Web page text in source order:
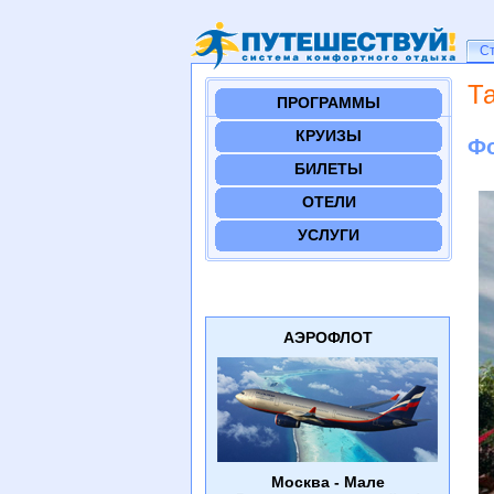
ПРОГРАММЫ
КРУИЗЫ
БИЛЕТЫ
ОТЕЛИ
УСЛУГИ
АЭРОФЛОТ
Москва - Мале